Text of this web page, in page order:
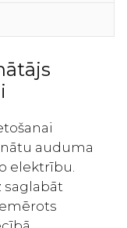
auduma
elektrību.
saglabāt